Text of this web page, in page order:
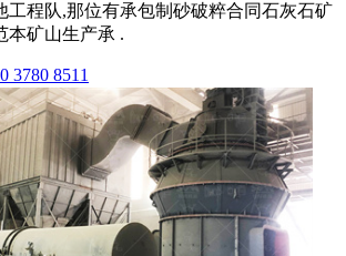
工程队,那位有承包制砂破粹合同石灰石矿
本矿山生产承 .
3780 8511